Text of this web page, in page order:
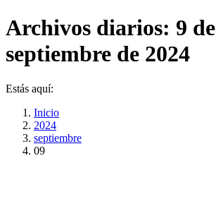
Archivos diarios: 9 de
septiembre de 2024
Estás aquí:
Inicio
2024
septiembre
09